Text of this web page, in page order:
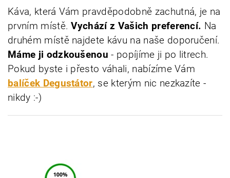
Káva, která Vám pravděpodobně zachutná, je na
prvním místě.Vychází z Vašich preferencí. Na
druhém místě najdete kávu na naše doporučení.
Máme ji odzkoušenou - popíjíme ji po litrech.
Pokud byste i přesto váhali, nabízíme Vám
balíček Degustátor, se kterým nic nezkazíte -
nikdy :-)